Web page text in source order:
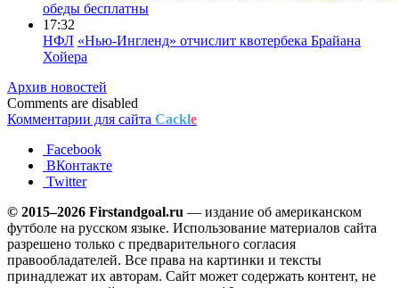
обеды бесплатны
17:32
НФЛ «Нью-Ингленд» отчислит квотербека Брайана
Хойера
Архив новостей
Comments are disabled
Комментарии для сайта Cackle
Facebook
ВКонтакте
Twitter
© 2015–2026 Firstandgoal.ru — издание об американском
футболе на русском языке. Использование материалов cайта
разрешено только с предварительного согласия
правообладателей. Все права на картинки и тексты
принадлежат их авторам. Сайт может содержать контент, не